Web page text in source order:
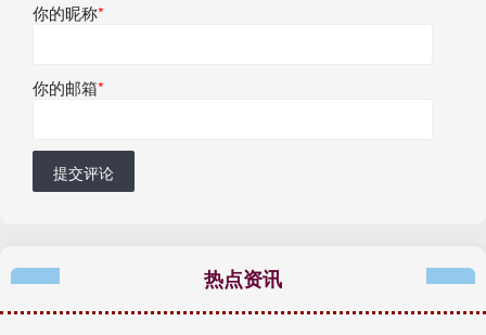
你的昵称*
你的邮箱*
提交评论
热点资讯